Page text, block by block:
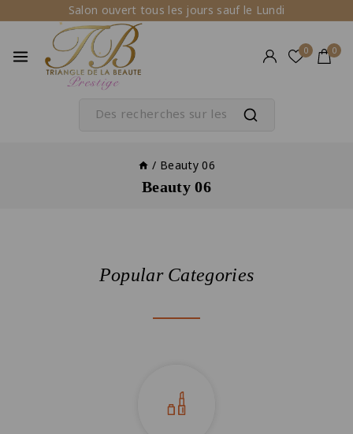
Salon ouvert tous les jours sauf le Lundi
0 0
/ Beauty 06
Beauty 06
Popular Categories